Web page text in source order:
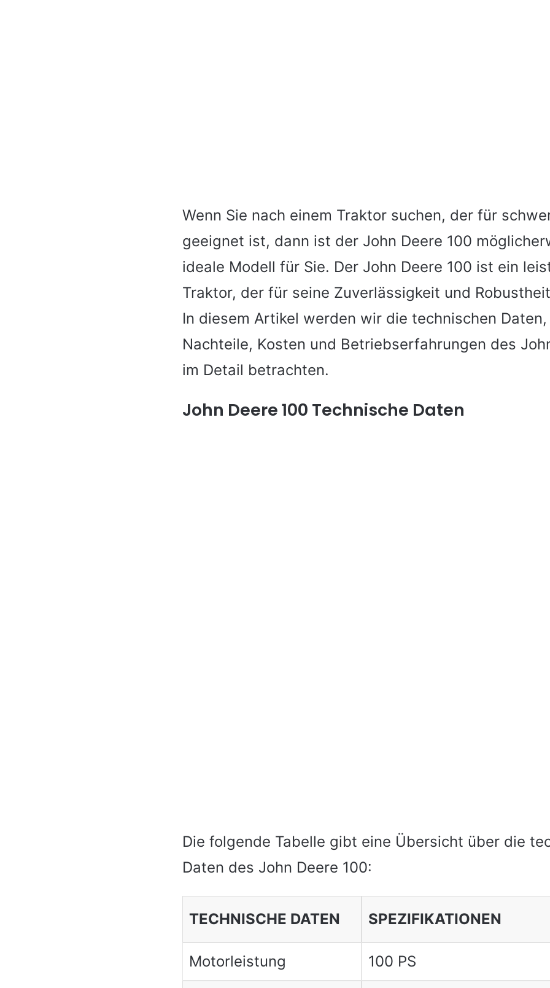
Wenn Sie nach einem Traktor suchen, der für
geeignet ist, dann ist der John Deere 100
ideale Modell für Sie. Der John Deere 100 ist ein
Traktor, der für seine Zuverlässigkeit und
In diesem Artikel werden wir die technischen Daten,
Nachteile, Kosten und Betriebserfahrungen des
im Detail betrachten.
John Deere 100 Technische Daten
Die folgende Tabelle gibt eine Übersicht über die
Daten des John Deere 100:
TECHNISCHE DATEN SPEZIFIKATIONEN
Motorleistung 100 PS